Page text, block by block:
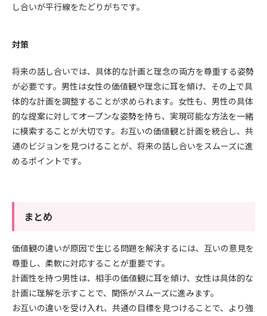
し合いが平行線をたどりがちです。
対策
将来の話し合いでは、具体的な計画と理念の両方を尊重する姿勢
が必要です。男性は女性の価値観や理念に耳を傾け、その上で具
体的な計画を調整することが求められます。女性も、男性の具体
的な提案に対してオープンな姿勢を持ち、実現可能な方法を一緒
に模索することが大切です。お互いの価値観と計画を統合し、共
通のビジョンを見つけることが、将来の話し合いをスムーズに進
めるポイントです。
まとめ
価値観の違いが原因で生じる問題を解決するには、互いの意見を
尊重し、柔軟に対応することが重要です。
計画性を持つ男性は、相手の価値観に耳を傾け、女性は具体的な
計画に理解を示すことで、関係がスムーズに進みます。
お互いの違いを受け入れ、共通の目標を見つけることで、より強